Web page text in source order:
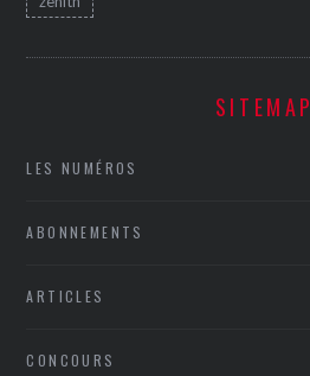
SITEMAP
LES NUMÉROS
ABONNEMENTS
ARTICLES
CONCOURS